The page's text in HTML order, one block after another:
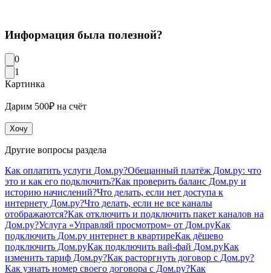
Информация была полезной?
0
1
Картинка
Дарим 500₽ на счёт
Хочу
Другие вопросы раздела
Как оплатить услуги Дом.ру?Обещанный платёж Дом.ру: что
это и как его подключить?Как проверить баланс Дом.ру и
историю начислений?Что делать, если нет доступа к
интернету Дом.ру?Что делать, если не все каналы
отображаются?Как отключить и подключить пакет каналов на
Дом.ру?Услуга «Управляй просмотром» от Дом.руКак
подключить Дом.ру интернет в квартиреКак дёшево
подключить Дом.руКак подключить вай-фай Дом.руКак
изменить тариф Дом.ру?Как расторгнуть договор с Дом.ру?
Как узнать номер своего договора с Дом.ру?Как